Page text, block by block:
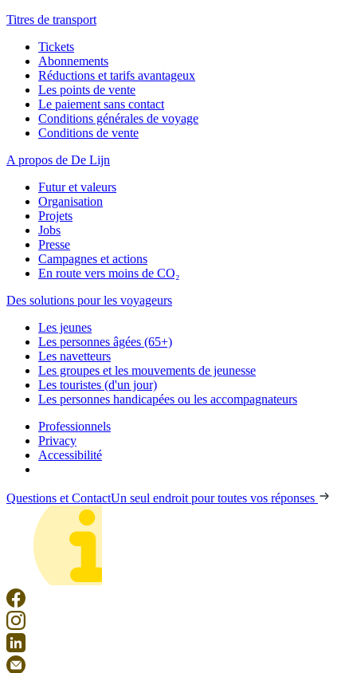
Titres de transport
Tickets
Abonnements
Réductions et tarifs avantageux
Les points de vente
Le paiement sans contact
Conditions générales de voyage
Conditions de vente
A propos de De Lijn
Futur et valeurs
Organisation
Projets
Jobs
Presse
Campagnes et actions
En route vers moins de CO₂
Des solutions pour les voyageurs
Les jeunes
Les personnes âgées (65+)
Les navetteurs
Les groupes et les mouvements de jeunesse
Les touristes (d'un jour)
Les personnes handicapées ou les accompagnateurs
Professionnels
Privacy
Accessibilité
Questions et ContactUn seul endroit pour toutes vos réponses